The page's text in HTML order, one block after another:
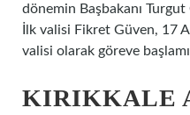
dönemin Başbakanı
İlk valisi Fikret Güven, 17
valisi olarak göreve
KIRIKKALE